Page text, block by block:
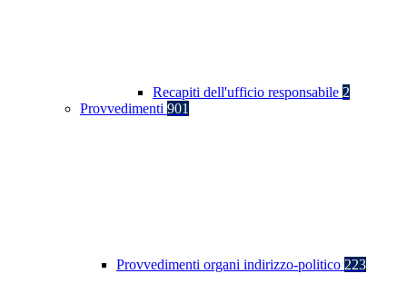
Recapiti dell'ufficio responsabile 2
Provvedimenti 901
Provvedimenti organi indirizzo-politico 223